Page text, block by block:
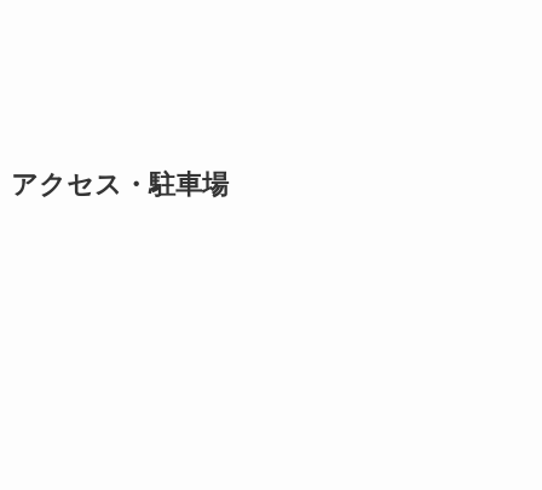
アクセス・駐車場